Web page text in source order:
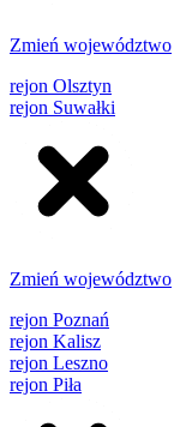
Zmień województwo
rejon Olsztyn
rejon Suwałki
Zmień województwo
rejon Poznań
rejon Kalisz
rejon Leszno
rejon Piła